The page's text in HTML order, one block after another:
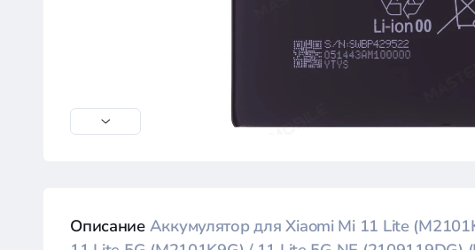
Описание Аккумулятор для Xiaomi Mi 11 Lite